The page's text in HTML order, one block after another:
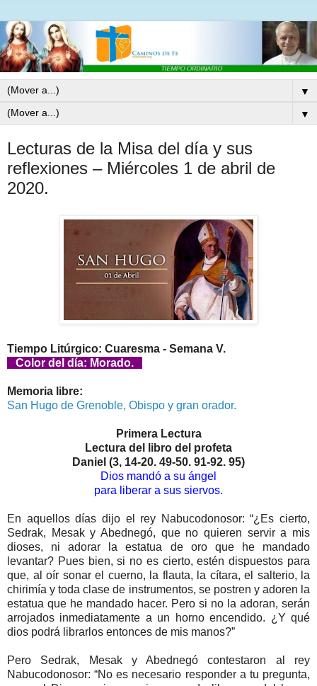
▼
▼
Lecturas de la Misa del día y sus
reflexiones – Miércoles 1 de abril de
2020.
Tiempo Litúrgico: Cuaresma - Semana V.
Color del día: Morado.
Memoria libre:
San Hugo de Grenoble, Obispo y gran orador.
Primera Lectura
Lectura del libro del profeta
Daniel (3, 14-20. 49-50. 91-92. 95)
Dios mandó a su ángel
para liberar a sus siervos.
En aquellos días dijo el rey Nabucodonosor: “¿Es cierto,
Sedrak, Mesak y Abednegó, que no quieren servir a mis
dioses, ni adorar la estatua de oro que he mandado
levantar? Pues bien, si no es cierto, estén dispuestos para
que, al oír sonar el cuerno, la flauta, la cítara, el salterio, la
chirimía y toda clase de instrumentos, se postren y adoren la
estatua que he mandado hacer. Pero si no la adoran, serán
arrojados inmediatamente a un horno encendido. ¿Y qué
dios podrá librarlos entonces de mis manos?”
Pero Sedrak, Mesak y Abednegó contestaron al rey
Nabucodonosor: “No es necesario responder a tu pregunta,